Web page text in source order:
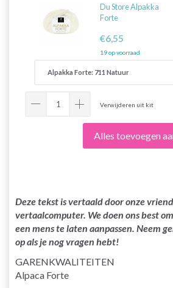
Du Store Alpakka
Forte
€6,55
19 op voorraad
Verwijderen uit kit
Alles toevoegen
Deze tekst is vertaald door onze
vertaalcomputer. We doen ons best
een mens te laten aanpassen. Neem
op als je nog vragen hebt!
GARENKWALITEITEN
Alpaca Forte